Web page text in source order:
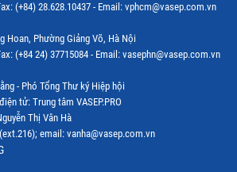
(+84) 28.628.10437 - Email: vphcm@vasep.com.vn
Hoan, Phường Giảng Võ, Hà Nội
(+84 24) 37715084 - Email: vasephn@vasep.com.vn
- Phó Tổng Thư ký Hiệp hội
tử: Trung tâm VASEP.PRO
Thị Vân Hà
email: vanha@vasep.com.vn